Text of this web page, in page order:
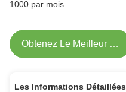
1000 par mois
Obtenez Le Meilleur Prix
Les Informations Détaillées